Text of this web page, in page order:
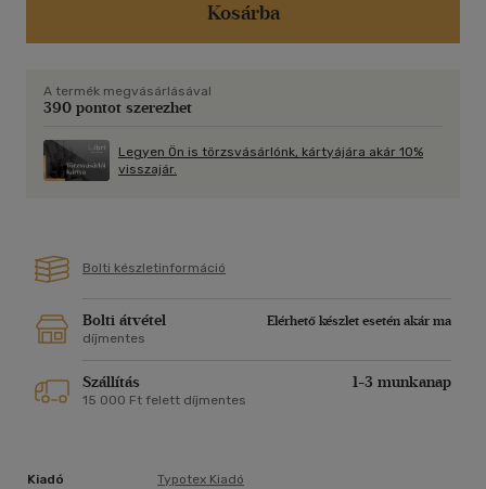
Végtelen paraziták egy ismeretlen világot tár fel előttünk: a
Kosárba
A termék megvásárlásával
390 pontot szerezhet
Legyen Ön is törzsvásárlónk, kártyájára akár 10%
visszajár.
Bolti készletinformáció
Bolti átvétel
Elérhető készlet esetén akár ma
díjmentes
Szállítás 1-3 munkanap
15 000 Ft felett díjmentes
Kiadó Typotex Kiadó